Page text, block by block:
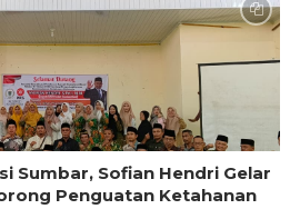
Sumbar, Sofian Hendri Gelar
Penguatan Ketahanan